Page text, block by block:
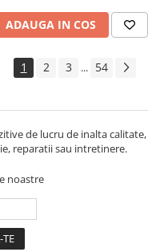
ADAUGA IN COS
1 2 3 ... 54
de lucru de inalta calitate,
reparatii sau intretinere.
noastre